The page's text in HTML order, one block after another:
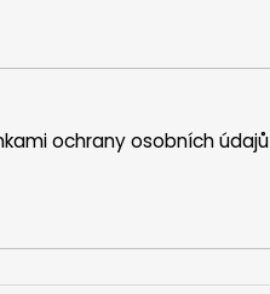
ochrany osobních údajů